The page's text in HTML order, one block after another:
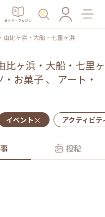
ガイド・マガジン
由比ヶ浜・大船・七里ヶ浜
比ヶ浜・大船・七里ヶ
・お菓子、 アート・
イベント アクティビテ
投稿